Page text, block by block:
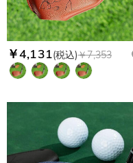
￥4,131(税込)￥7,353